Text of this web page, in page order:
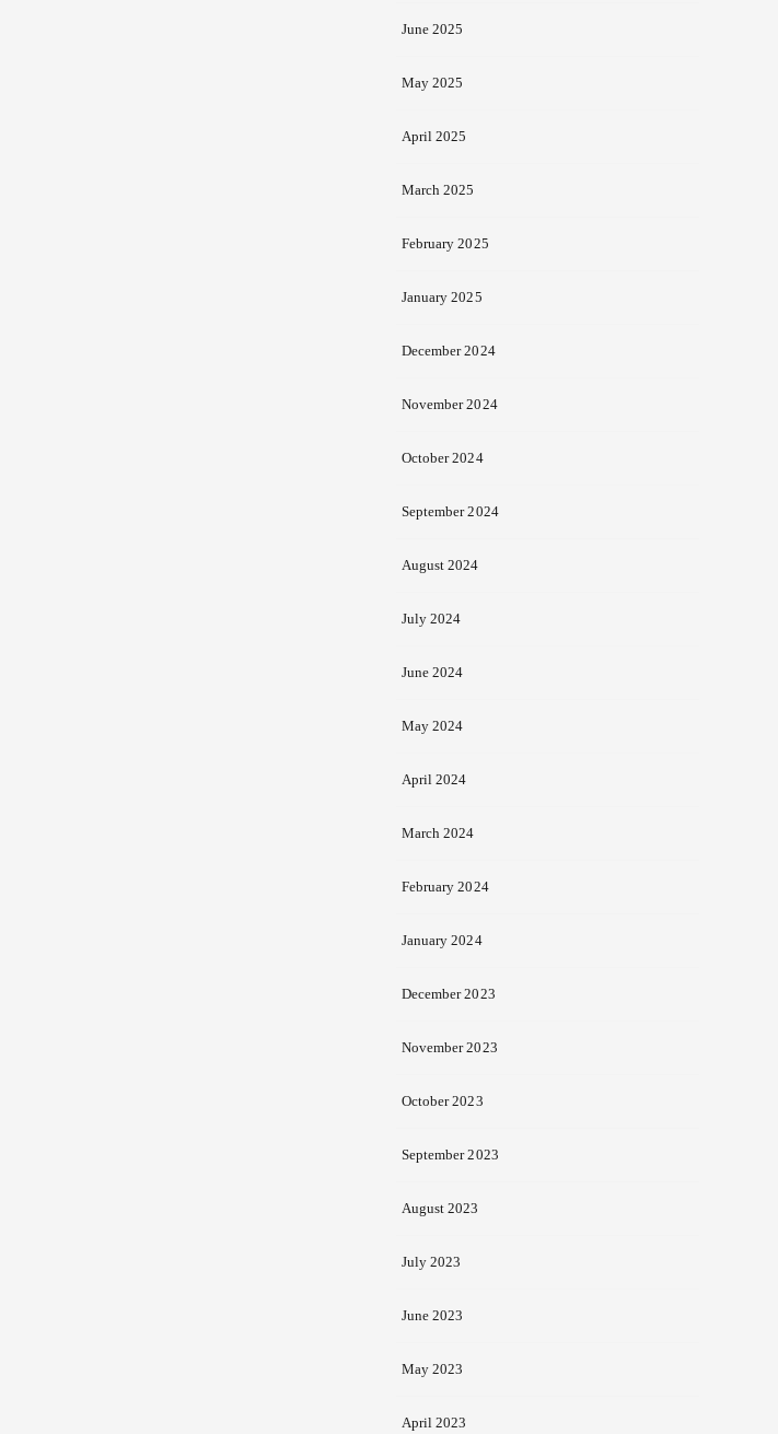
June 2025
May 2025
April 2025
March 2025
February 2025
January 2025
December 2024
November 2024
October 2024
September 2024
August 2024
July 2024
June 2024
May 2024
April 2024
March 2024
February 2024
January 2024
December 2023
November 2023
October 2023
September 2023
August 2023
July 2023
June 2023
May 2023
April 2023